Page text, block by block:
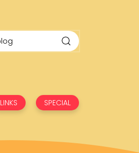
LINKS SPECIAL